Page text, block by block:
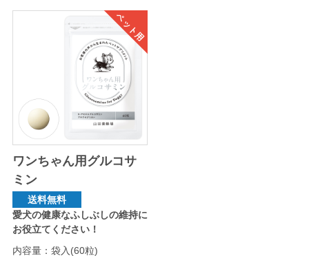
ペット用
ワンちゃん用グルコサ
ミン
送料無料
愛犬の健康なふしぶしの維持に
お役立てください！
内容量：袋入(60粒)